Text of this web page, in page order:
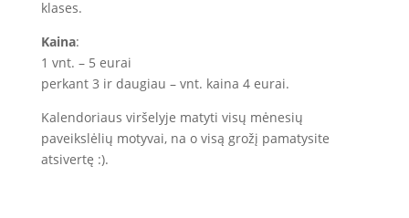
klases.
Kaina:
1 vnt. – 5 eurai
perkant 3 ir daugiau – vnt. kaina 4 eurai.
Kalendoriaus viršelyje matyti visų mėnesių
paveikslėlių motyvai, na o visą grožį pamatysite
atsivertę :).